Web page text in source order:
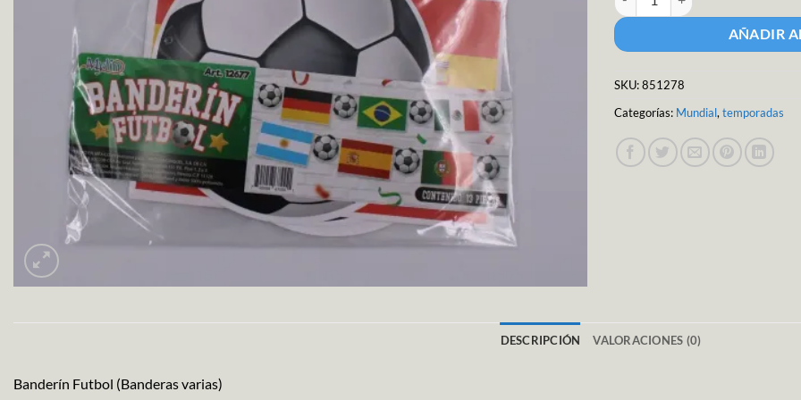
AÑADIR
SKU:851278
Categorías: Mundial, temporadas
DESCRIPCIÓN VALORACIONES (0)
Banderín Futbol (Banderas varias)